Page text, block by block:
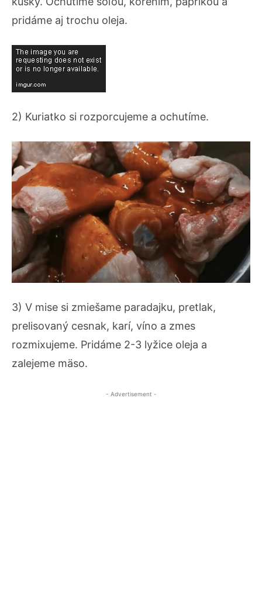
pridáme aj trochu oleja.
2) Kuriatko si rozporcujeme a ochutíme.
3) V mise si zmiešame paradajku, pretlak,
prelisovaný cesnak, karí, víno a zmes
rozmixujeme. Pridáme 2-3 lyžice oleja a
zalejeme mäso.
- Advertisement -